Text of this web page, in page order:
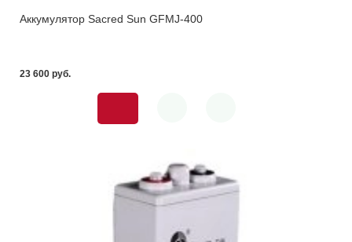
Аккумулятор Sacred Sun GFMJ-400
23 600 pуб.